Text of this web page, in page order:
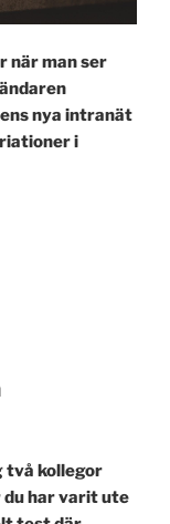
när man ser
nya intranät
i
två kollegor
du har varit ute